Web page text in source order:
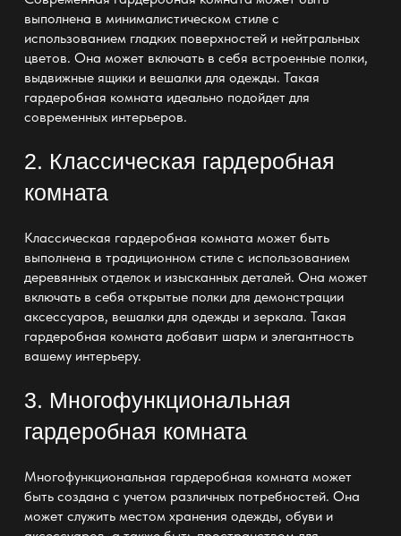
выполнена в минималистическом стиле с
использованием гладких поверхностей и нейтральных
цветов. Она может включать в себя встроенные полки,
выдвижные ящики и вешалки для одежды. Такая
гардеробная комната идеально подойдет для
современных интерьеров.
2. Классическая гардеробная
комната
Классическая гардеробная комната может быть
выполнена в традиционном стиле с использованием
деревянных отделок и изысканных деталей. Она может
включать в себя открытые полки для демонстрации
аксессуаров, вешалки для одежды и зеркала. Такая
гардеробная комната добавит шарм и элегантность
вашему интерьеру.
3. Многофункциональная
гардеробная комната
Многофункциональная гардеробная комната может
быть создана с учетом различных потребностей. Она
может служить местом хранения одежды, обуви и